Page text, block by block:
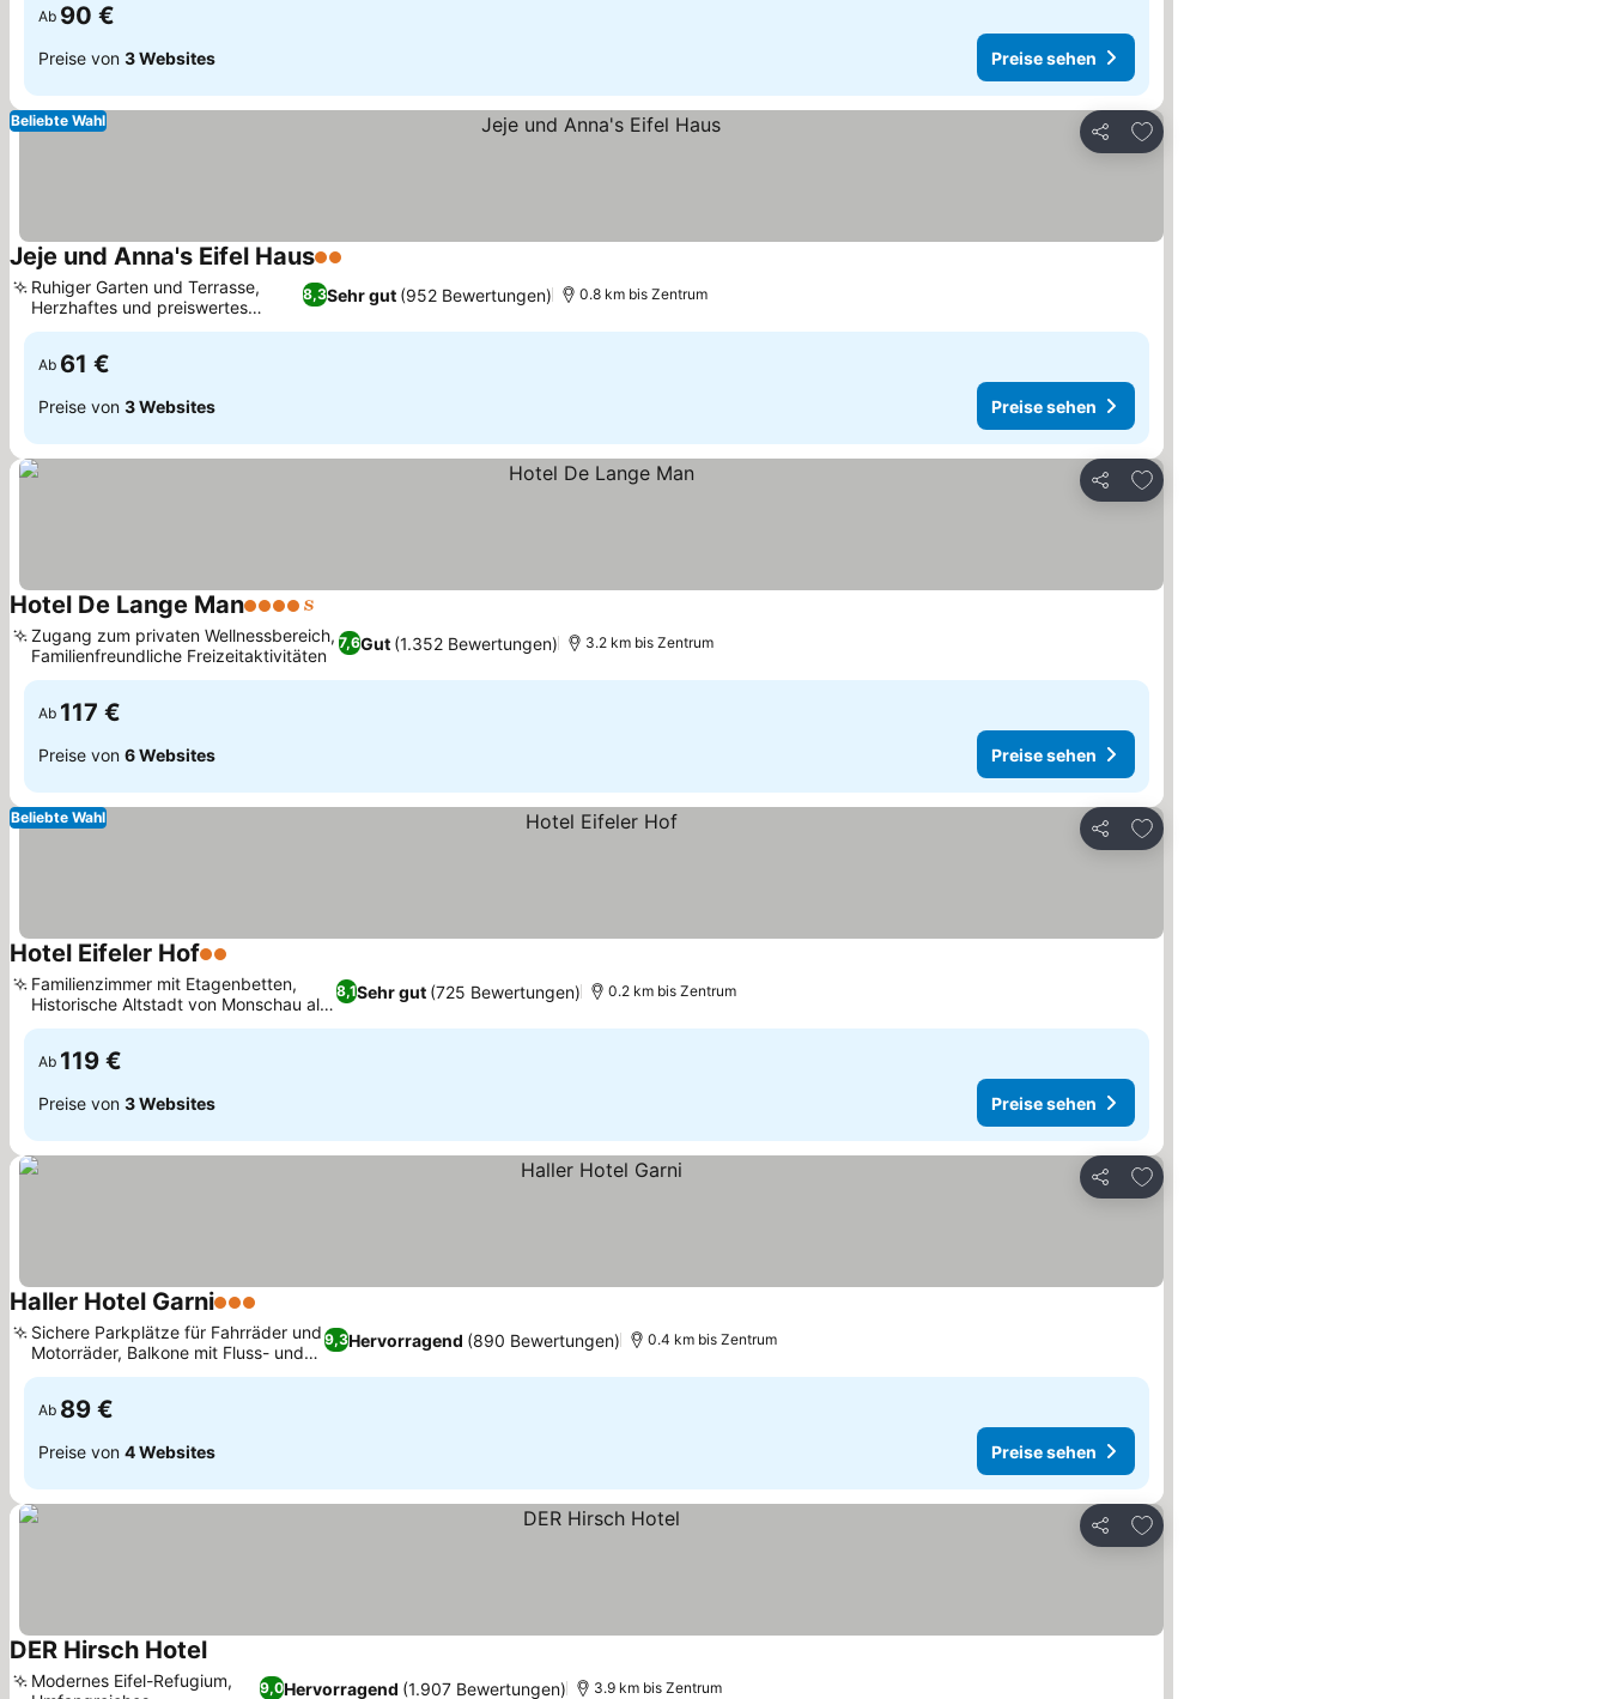
Ab 90 €
Preise von 3 Websites Preise sehen
Teilen
Zu Favoriten hinzufügen
Beliebte Wahl
Jeje und Anna's Eifel Haus2 Sterne
8,3Sehr gut (952 Bewertungen)
Ruhiger Garten und Terrasse,
Herzhaftes und preiswertes
Frühstück
0.8 km bis Zentrum
Ab 61 €
Preise von 3 Websites Preise sehen
Teilen
Zu Favoriten hinzufügen
Hotel De Lange Man4 Sterne
7,6Gut (1.352 Bewertungen)
Zugang zum privaten Wellnessbereich,
Familienfreundliche Freizeitaktivitäten
3.2 km bis Zentrum
Ab 117 €
Preise von 6 Websites Preise sehen
Teilen
Zu Favoriten hinzufügen
Beliebte Wahl
Hotel Eifeler Hof2 Sterne
8,1Sehr gut (725 Bewertungen)
Familienzimmer mit Etagenbetten,
Historische Altstadt von Monschau als
Kulisse
0.2 km bis Zentrum
Ab 119 €
Preise von 3 Websites Preise sehen
Teilen
Zu Favoriten hinzufügen
Haller Hotel Garni3 Sterne
9,3Hervorragend (890 Bewertungen)
Sichere Parkplätze für Fahrräder und
Motorräder, Balkone mit Fluss- und
Burgblick
0.4 km bis Zentrum
Ab 89 €
Preise von 4 Websites Preise sehen
Teilen
Zu Favoriten hinzufügen
DER Hirsch Hotel
9,0Hervorragend (1.907 Bewertungen)
Modernes Eifel-Refugium,
3.9 km bis Zentrum